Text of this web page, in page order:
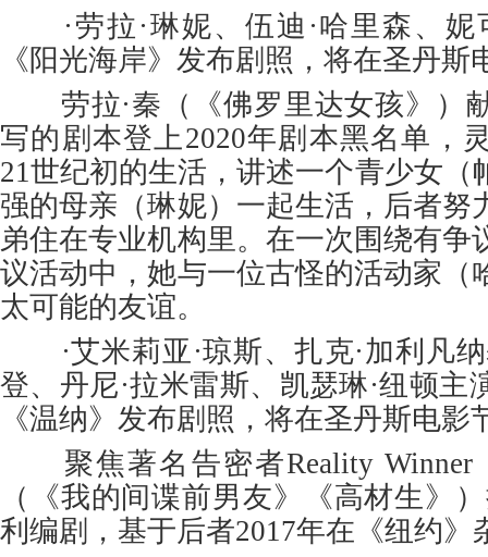
·劳拉·琳妮、伍迪·哈里森、妮
《阳光海岸》发布剧照，将在圣丹斯
劳拉·秦（《佛罗里达女孩》）
写的剧本登上2020年剧本黑名单，
21世纪初的生活，讲述一个青少女（
强的母亲（琳妮）一起生活，后者努
弟住在专业机构里。在一次围绕有争
议活动中，她与一位古怪的活动家（
太可能的友谊。
·艾米莉亚·琼斯、扎克·加利凡纳
登、丹尼·拉米雷斯、凯瑟琳·纽顿主
《温纳》发布剧照，将在圣丹斯电影
聚焦著名告密者Reality Winner
（《我的间谍前男友》《高材生》
利编剧，基于后者2017年在《纽约》